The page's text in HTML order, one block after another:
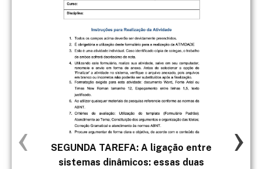
SEGUNDA TAREFA: A ligação entre
sistemas dinâmicos: essas duas
‹ ›